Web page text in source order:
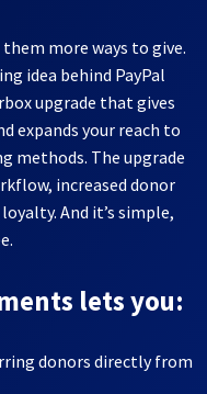
more ways to give.
idea behind PayPal
upgrade that gives
expands your reach to
methods. The upgrade
increased donor
And it’s simple,
lets you:
donors directly from